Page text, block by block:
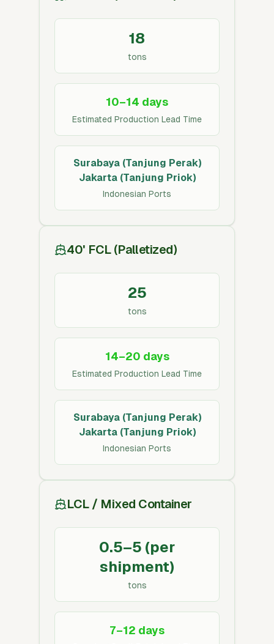
18
tons
10–14 days
Estimated Production Lead Time
Surabaya (Tanjung Perak)
Jakarta (Tanjung Priok)
Indonesian Ports
40' FCL (Palletized)
25
tons
14–20 days
Estimated Production Lead Time
Surabaya (Tanjung Perak)
Jakarta (Tanjung Priok)
Indonesian Ports
LCL / Mixed Container
0.5–5 (per
shipment)
tons
7–12 days